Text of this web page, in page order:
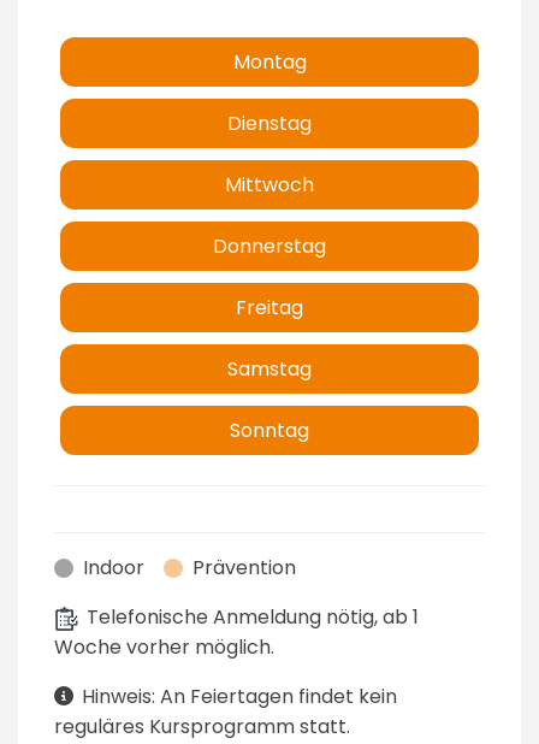
Montag
Dienstag
Mittwoch
Donnerstag
Freitag
Samstag
Sonntag
Indoor
Prävention
Telefonische Anmeldung nötig, ab 1
Woche vorher möglich.
Hinweis: An Feiertagen findet kein
reguläres Kursprogramm statt.